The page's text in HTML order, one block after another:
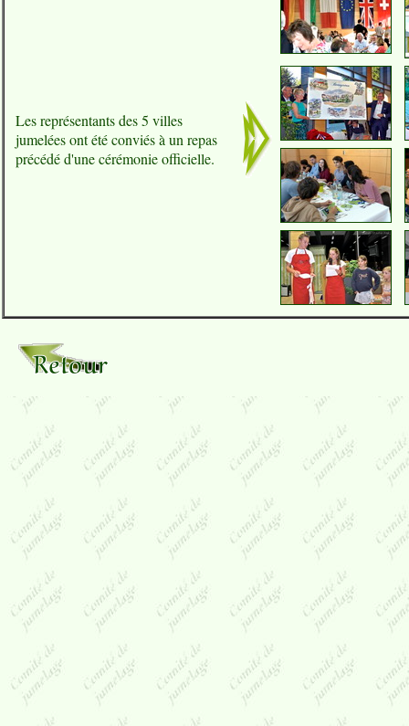
Les représentants des 5 villes
jumelées ont été conviés à un repas
précédé d'une cérémonie officielle.